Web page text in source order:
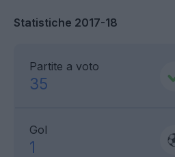
Statistiche 2017-18
Partite a voto
35
Gol
1